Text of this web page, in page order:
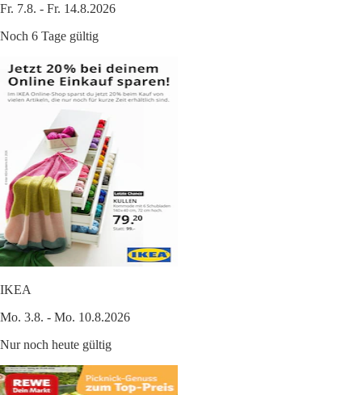
Fr. 7.8. - Fr. 14.8.2026
Noch 6 Tage gültig
IKEA
Mo. 3.8. - Mo. 10.8.2026
Nur noch heute gültig